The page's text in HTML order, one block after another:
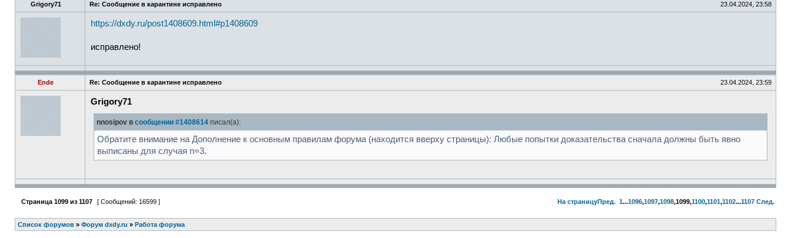
Grigory71 Re: Сообщение в карантине исправлено 23.04.2024, 23:58
https://dxdy.ru/post1408609.html#p1408609
исправлено!
Ende Re: Сообщение в карантине исправлено 23.04.2024, 23:59
Grigory71
nnosipov в сообщении #1408614 писал(а):
Обратите внимание на Дополнение к основным правилам форума (находится вверху страницы): Любые попытки доказательства сначала должны быть явно
выписаны для случая n=3.
Страница 1099 из 1107 [ Сообщений: 16599 ] На страницуПред. 1...1096,1097,1098,1099,1100,1101,1102...1107 След.
Список форумов » Форум dxdy.ru » Работа форума